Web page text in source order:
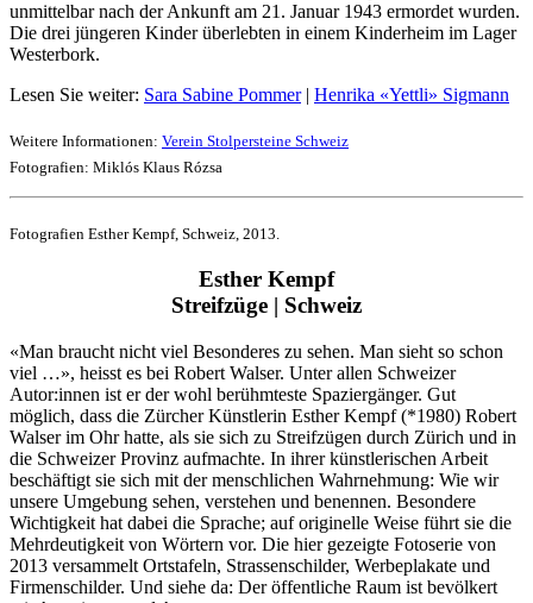
unmittelbar nach der Ankunft am 21. Januar 1943 ermordet wurden.
Die drei jüngeren Kinder überlebten in einem Kinderheim im Lager
Westerbork.
Lesen Sie weiter: Sara Sabine Pommer| Henrika «Yettli» Sigmann
Weitere Informationen: Verein Stolpersteine Schweiz
Fotografien: Miklós Klaus Rózsa
Fotografien Esther Kempf, Schweiz, 2013.
Esther Kempf
Streifzüge | Schweiz
«Man braucht nicht viel Besonderes zu sehen. Man sieht so schon
viel …», heisst es bei Robert Walser. Unter allen Schweizer
Autor:innen ist er der wohl berühmteste Spaziergänger. Gut
möglich, dass die Zürcher Künstlerin Esther Kempf (*1980) Robert
Walser im Ohr hatte, als sie sich zu Streifzügen durch Zürich und in
die Schweizer Provinz aufmachte. In ihrer künstlerischen Arbeit
beschäftigt sie sich mit der menschlichen Wahrnehmung: Wie wir
unsere Umgebung sehen, verstehen und benennen. Besondere
Wichtigkeit hat dabei die Sprache; auf originelle Weise führt sie die
Mehrdeutigkeit von Wörtern vor. Die hier gezeigte Fotoserie von
2013 versammelt Ortstafeln, Strassenschilder, Werbeplakate und
Firmenschilder. Und siehe da: Der öffentliche Raum ist bevölkert